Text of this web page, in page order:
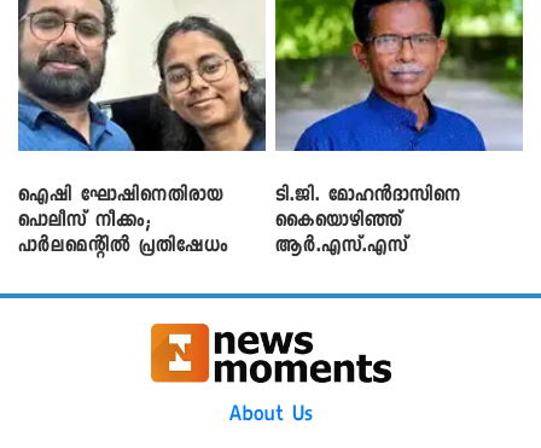
ഐഷി ഘോഷിനെതിരായ
പൊലീസ് നീക്കം;
പാര്‍ലമെന്റിൽ പ്രതിഷേധം
ടി.ജി. മോഹൻദാസിനെ
കൈയൊഴിഞ്ഞ്
ആർ.എസ്.എസ്
About Us